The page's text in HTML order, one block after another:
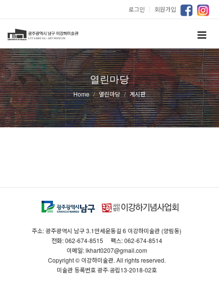
로그인 ｜ 회원가입
열린마당
Home 열린마당 게시판
주소: 광주광역시 남구 3.1만세운동길 6 이강하미술관 (양림동)
전화: 062-674-8515
팩스: 062-674-8514
이메일: lkhart0207@gmail.com
Copyright © 이강하미술관. All rights reserved.
미술관 등록번호 광주·공립13-2018-02호